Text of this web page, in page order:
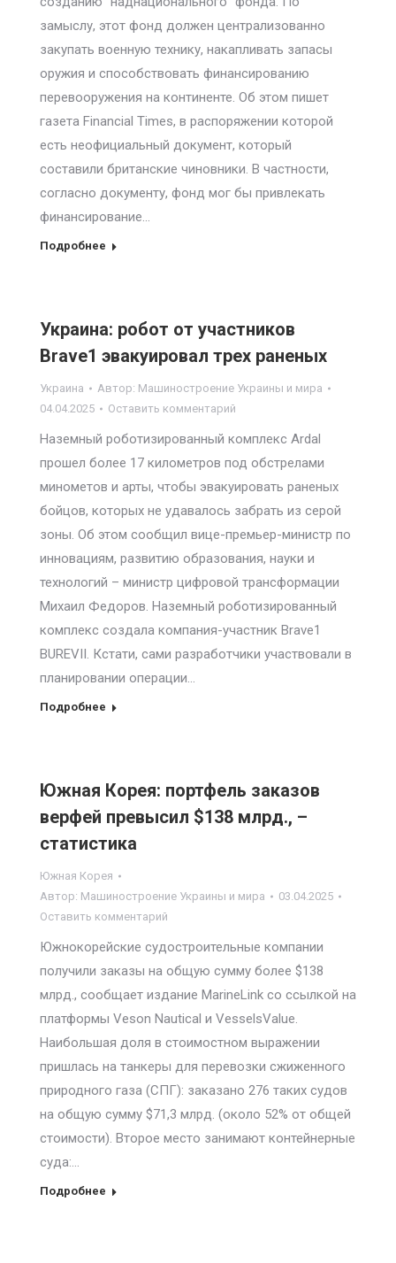
замыслу, этот фонд должен централизованно
закупать военную технику, накапливать запасы
оружия и способствовать финансированию
перевооружения на континенте. Об этом пишет
газета Financial Times, в распоряжении которой
есть неофициальный документ, который
составили британские чиновники. В частности,
согласно документу, фонд мог бы привлекать
финансирование…
Подробнее
Украина: робот от участников
Brave1 эвакуировал трех раненых
Украина Автор: Машиностроение Украины и мира
04.04.2025
Оставить комментарий
Наземный роботизированный комплекс Ardal
прошел более 17 километров под обстрелами
минометов и арты, чтобы эвакуировать раненых
бойцов, которых не удавалось забрать из серой
зоны. Об этом сообщил вице-премьер-министр по
инновациям, развитию образования, науки и
технологий – министр цифровой трансформации
Михаил Федоров. Наземный роботизированный
комплекс создала компания-участник Brave1
BUREVII. Кстати, сами разработчики участвовали в
планировании операции…
Подробнее
Южная Корея: портфель заказов
верфей превысил $138 млрд., –
статистика
Южная Корея
Автор: Машиностроение Украины и мира
03.04.2025
Оставить комментарий
Южнокорейские судостроительные компании
получили заказы на общую сумму более $138
млрд., сообщает издание MarineLink со ссылкой на
платформы Veson Nautical и VesselsValue.
Наибольшая доля в стоимостном выражении
пришлась на танкеры для перевозки сжиженного
природного газа (СПГ): заказано 276 таких судов
на общую сумму $71,3 млрд. (около 52% от общей
стоимости). Второе место занимают контейнерные
суда:…
Подробнее